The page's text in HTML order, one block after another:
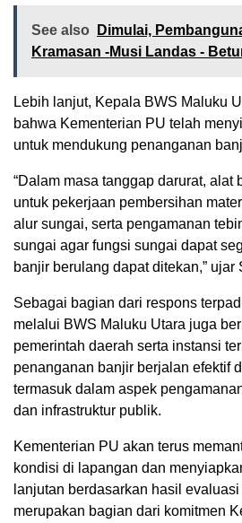
See also
Dimulai,
Kramasan -Musi Landas -
Lebih lanjut, Kepala BWS Maluku
bahwa Kementerian PU telah
untuk mendukung penanganan
“Dalam masa tanggap darurat, alat
untuk pekerjaan pembersihan
alur sungai, serta pengamanan
sungai agar fungsi sungai dapat
banjir berulang dapat ditekan,” ujar
Sebagai bagian dari respons
melalui BWS Maluku Utara juga
pemerintah daerah serta instansi
penanganan banjir berjalan efektif
termasuk dalam aspek
dan infrastruktur publik.
Kementerian PU akan terus
kondisi di lapangan dan
lanjutan berdasarkan hasil
merupakan bagian dari komitmen